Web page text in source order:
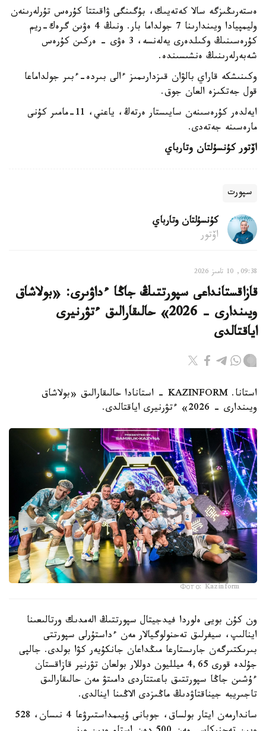
ەستەرىڭىزگە سالا كەتەيىك، بۇگىنگى ۋاقىتتا كۇرەس تۇرلەرىنەن
وليمپيادا ويىندارىنا 7 جولداما بار. ونىڭ 4 ەۋىن گرەك-ريم
كۇرەسىنىڭ وكىلدەرى يەلەنسە، 3 ەۋى - ەركىن كۇرەس
شەبەرلەرىنىڭ ەنشىسىندە.
وكىنىشكە قاراي بالۋان قىزدارىمىز ءالى بىردە-ءبىر جولداماعا
قول جەتكىزە العان جوق.
ايەلدەر كۇرەسىنەن سايىستار ەرتەڭ، ياعني، 11-مامىر كۇنى
مارەسىنە جەتەدى.
اۆتور كۇنسۇلتان وتارباي
سپورت
كۇنسۇلتان وتارباي
اۆتور
09:38, 10 تامىز 2026
قازاقستانداعى سپورتتىڭ جاڭا ءداۋىرى: «بولاشاق
ويىندارى - 2026» حالىقارالىق ءتۋرنيرى
اياقتالدى
استانا. KAZINFORM - استانادا حالىقارالىق «بولاشاق
ويىندارى - 2026» ءتۋرنيرى اياقتالدى.
Фото: Kazinform
ون كۇن بويى ەلوردا فيدجيتال سپورتتىڭ الەمدىك ورتالىعىنا
اينالىپ، سيفرلىق تەحنولوگيالار مەن ءداستۇرلى سپورتتى
بىرىكتىرگەن جارىستارعا مىڭداعان جانكۇيەر كۋا بولدى. جالپى
جۇلدە قورى 4,65 ميلليون دوللار بولعان تۋرنير قازاقستان
ءۇشىن جاڭا سپورتتىق باعىتتاردى دامىتۋ مەن حالىقارالىق
تاجىريبە جيناقتاۋدىڭ ماڭىزدى الاڭىنا اينالدى.
ساندارمەن ايتار بولساق، جوبانى ۇيىمداستىرۋعا 4 نىسان، 528